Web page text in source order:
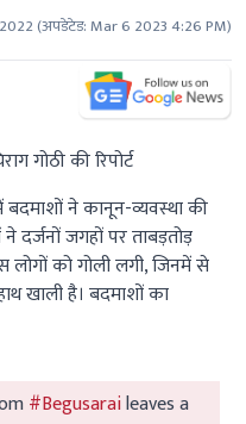
(अपडेटेड:Mar 6 2023 4:26 PM)
गोठी की रिपोर्ट
ने कानून-व्यवस्था की
दर्जनों जगहों पर ताबड़तोड़
लोगों को गोली लगी, जिनमें से
खाली है। बदमाशों का
#Begusaraileaves a